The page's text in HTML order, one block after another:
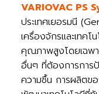
US
VARIOVAC PS
ประเทศเยอรมนี
เครื่องจักรและเท
คุณภาพสูงโดยเฉพา
อื่นๆ ที่ต้องการการ
ความชื้น การผลิตข